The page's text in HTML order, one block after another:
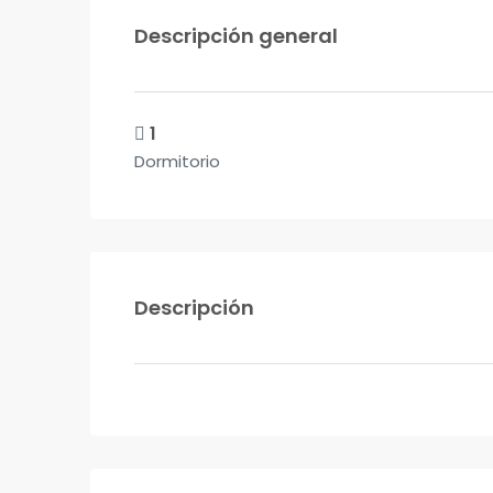
Descripción general
1
Dormitorio
Descripción